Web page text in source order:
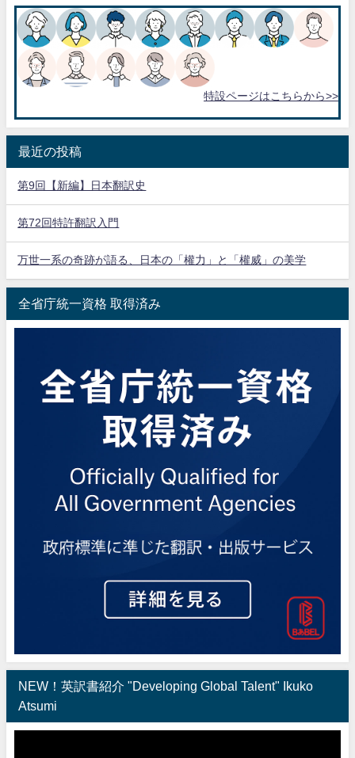
特設ページはこちらから>>
最近の投稿
第9回【新編】日本翻訳史
第72回特許翻訳入門
万世一系の奇跡が語る、日本の「權力」と「權威」の美学
全省庁統一資格 取得済み
NEW！英訳書紹介 "Developing Global Talent" Ikuko
Atsumi